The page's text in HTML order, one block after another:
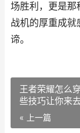
场胜利，更是那
战机的厚重成
谛。
王者荣耀怎么
些技巧让你来
« 上一篇